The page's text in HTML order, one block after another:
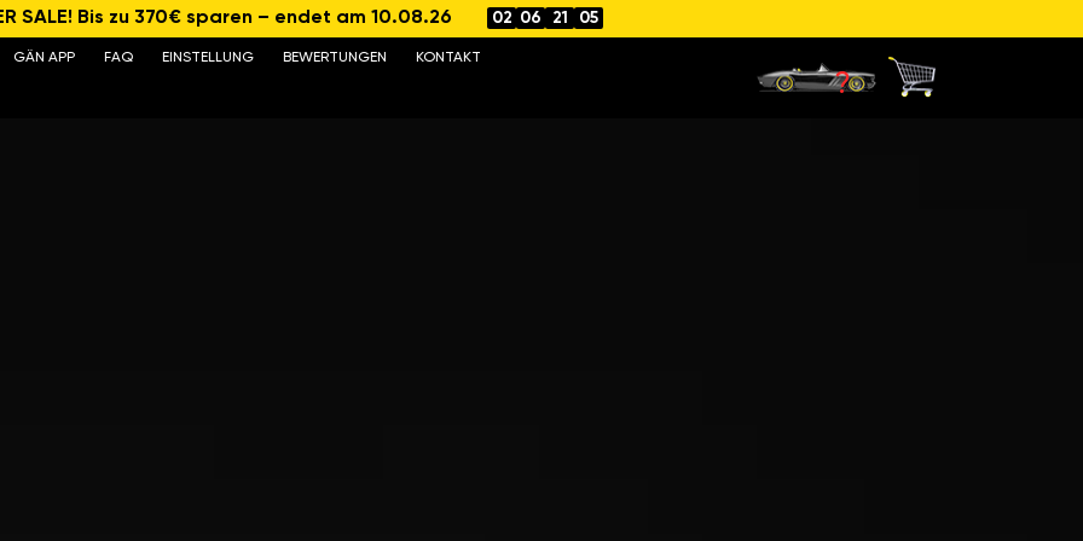
SALE! Bis zu 370€ sparen – endet am 10.08.26 02 06 21 03
GÄN APP FAQ EINSTELLUNG BEWERTUNGEN
KONTAKT